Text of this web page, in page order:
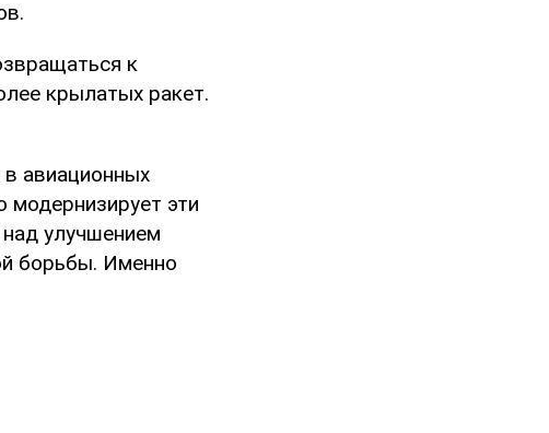
к
крылатых ракет.
в авиационных
модернизирует эти
улучшением
борьбы. Именно